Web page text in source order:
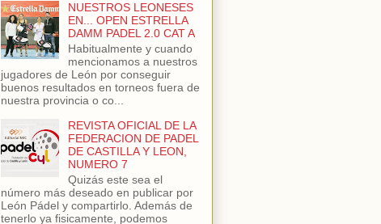
NUESTROS LEONESES
EN... OPEN ESTRELLA
DAMM PADEL 2.0 CAT A
Habitualmente y cuando
mencionamos a nuestros
jugadores de León por conseguir
buenos resultados en torneos fuera de
nuestra provincia o co...
REVISTA OFICIAL DE LA
FEDERACION DE PADEL
DE CASTILLA Y LEON,
NUMERO 7
Quizás este sea el
número más deseado en publicar por
León Pádel y compartirlo. Además de
tenerlo ya fisicamente, podemos